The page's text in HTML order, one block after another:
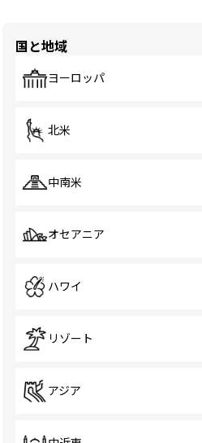
国と地域
ヨーロッパ
北米
中南米
オセアニア
ハワイ
リゾート
アジア